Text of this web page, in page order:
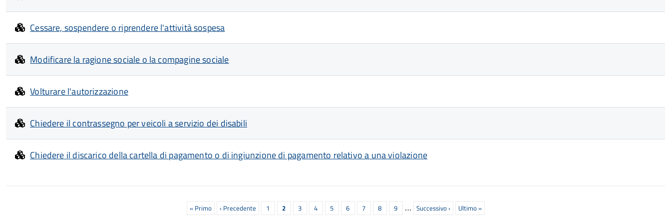
Cessare, sospendere o riprendere l'attività sospesa
Modificare la ragione sociale o la compagine sociale
Volturare l'autorizzazione
Chiedere il contrassegno per veicoli a servizio dei disabili
Chiedere il discarico della cartella di pagamento o di ingiunzione di pagamento relativo a una violazione
Prima
« Primo
Pagina
‹ Precedente Pagina
1
Pagina
2 Pagina
3 Pagina
4 Pagina
5 Pagina
6 Pagina
7 Pagina
8 Pagina
9 … Prossima
Successivo ›
Ultima
Ultimo »